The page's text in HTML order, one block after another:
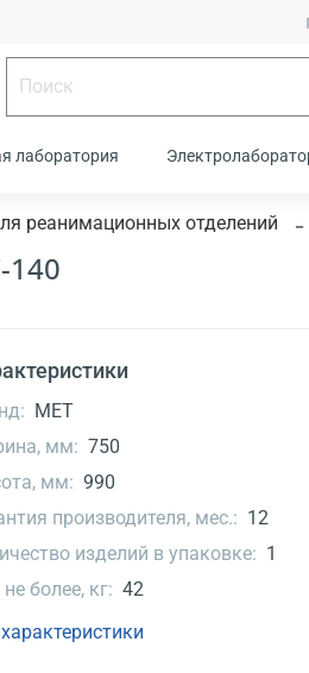
лаборатория
реанимационных отделений
140
МЕТ
мм: 750
мм: 990
производителя, мес.: 12
изделий в упаковке: 1
не более, кг: 42